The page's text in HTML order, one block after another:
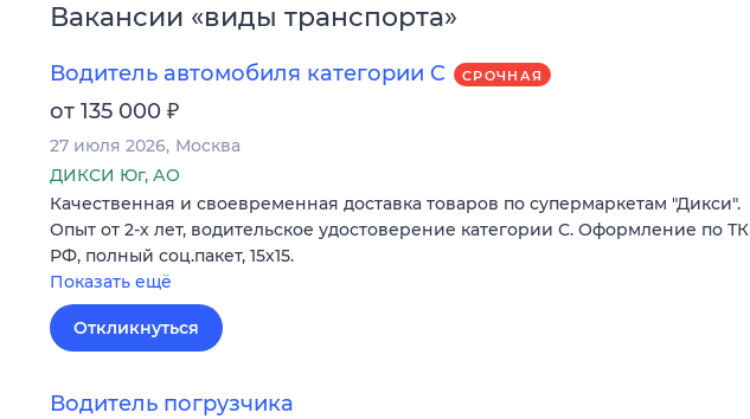
Спорт
Карьера
Сберегаем вместе
Гороскопы
Вакансии «виды транспорта»
Водитель автомобиля категории C СРОЧНАЯ
от 135 000 ₽
27 июля 2026 Москва
ДИКСИ Юг, АО
Качественная и своевременная доставка товаров по супермаркетам "Дикси".
Опыт от 2-х лет, водительское удостоверение категории С. Оформление по ТК
РФ, полный соц.пакет, 15х15.
Показать ещё
Откликнуться
Водитель погрузчика